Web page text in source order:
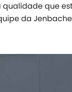
que
da